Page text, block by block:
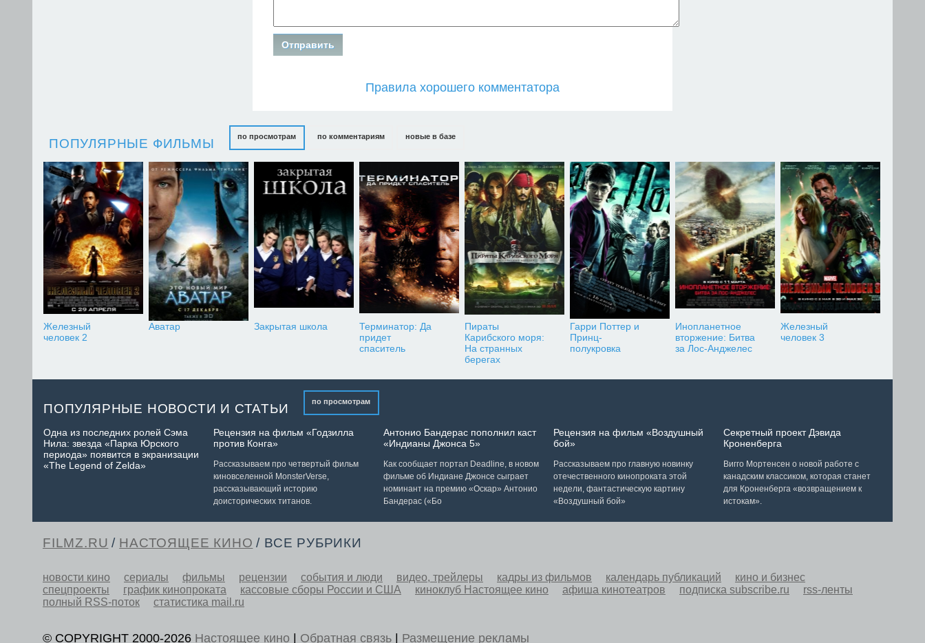
Правила хорошего комментатора
ПОПУЛЯРНЫЕ ФИЛЬМЫ по просмотрам
Железный
человек 2
Аватар Закрытая школа
Терминатор: Да
придет
спаситель
Пираты
Карибского моря:
На странных
берегах
Гарри Поттер и
Принц-
полукровка
Инопланетное
вторжение: Битва
за Лос-Анджелес
Железный
человек 3
по комментариям новые в базе
ПОПУЛЯРНЫЕ НОВОСТИ И СТАТЬИ по просмотрам
Одна из последних ролей Сэма
Нила: звезда «Парка Юрского
периода» появится в экранизации
«The Legend of Zelda»
Рецензия на фильм «Годзилла
против Конга»
Рассказываем про четвертый фильм
киновселенной MonsterVerse,
рассказывающий историю
доисторических титанов.
Антонио Бандерас пополнил каст
«Индианы Джонса 5»
Как сообщает портал Deadline, в новом
фильме об Индиане Джонсе сыграет
номинант на премию «Оскар» Антонио
Бандерас («Бо
Рецензия на фильм «Воздушный
бой»
Рассказываем про главную новинку
отечественного кинопроката этой
недели, фантастическую картину
«Воздушный бой»
Секретный проект Дэвида
Кроненберга
Вигго Мортенсен о новой работе с
канадским классиком, которая станет
для Кроненберга «возвращением к
истокам».
FILMZ.RU / НАСТОЯЩЕЕ КИНО / ВСЕ РУБРИКИ
новости кино сериалы фильмы рецензии события и люди видео, трейлеры кадры из фильмов календарь публикаций
кино и бизнес
спецпроекты
график кинопроката кассовые сборы России и США киноклуб Настоящее кино афиша кинотеатров подписка subscribe.ru
rss-ленты
полный RSS-поток
статистика mail.ru
© COPYRIGHT 2000-2026 Настоящее кино Обратная связь Размещение рекламы